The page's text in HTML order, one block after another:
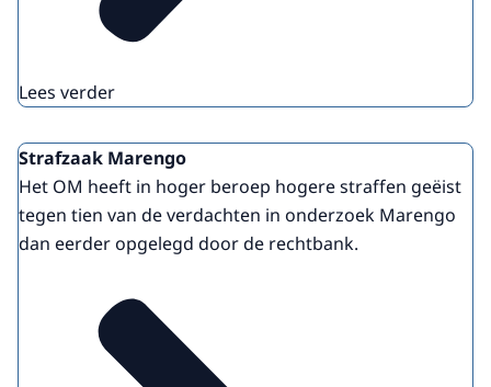
Lees verder
Strafzaak Marengo
Het OM heeft in hoger beroep hogere straffen geëist
tegen tien van de verdachten in onderzoek Marengo
dan eerder opgelegd door de rechtbank.